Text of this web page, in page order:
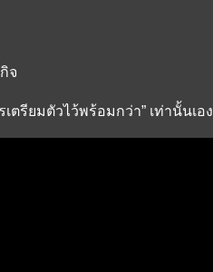
จ
เตรียมตัวไว้พร้อมกว่า” เท่านั้นเอง